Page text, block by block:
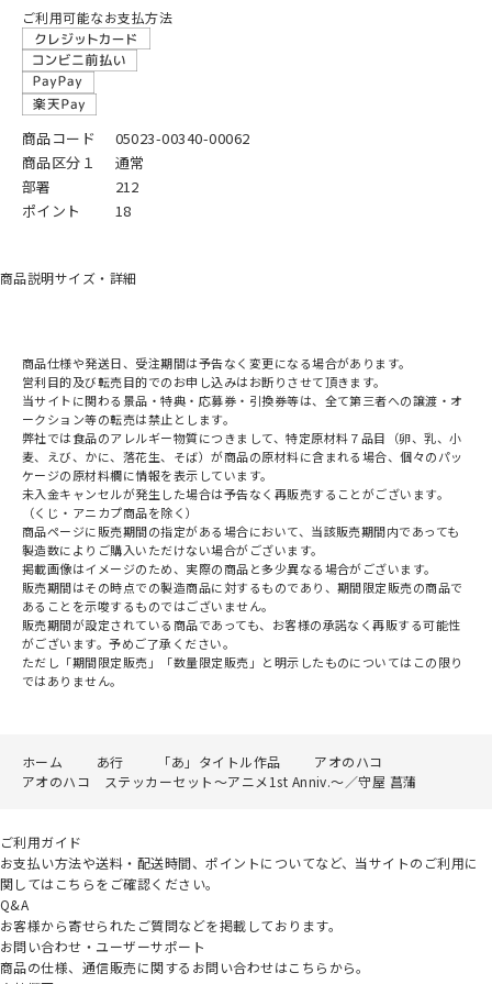
ご利用可能なお支払方法
商品コード
05023-00340-00062
商品区分１
通常
部署
212
ポイント
18
商品説明サイズ・詳細
商品仕様や発送日、受注期間は予告なく変更になる場合があります。
営利目的及び転売目的でのお申し込みはお断りさせて頂きます。
当サイトに関わる景品・特典・応募券・引換券等は、全て第三者への譲渡・オ
ークション等の転売は禁止とします。
弊社では食品のアレルギー物質につきまして、特定原材料７品目（卵、乳、小
麦、えび、かに、落花生、そば）が商品の原材料に含まれる場合、個々のパッ
ケージの原材料欄に情報を表示しています。
未入金キャンセルが発生した場合は予告なく再販売することがございます。
（くじ・アニカプ商品を除く）
商品ページに販売期間の指定がある場合において、当該販売期間内であっても
製造数によりご購入いただけない場合がございます。
掲載画像はイメージのため、実際の商品と多少異なる場合がございます。
販売期間はその時点での製造商品に対するものであり、期間限定販売の商品で
あることを示唆するものではございません。
販売期間が設定されている商品であっても、お客様の承諾なく再販する可能性
がございます。予めご了承ください。
ただし「期間限定販売」「数量限定販売」と明示したものについてはこの限り
ではありません。
ホーム あ行 「あ」タイトル作品
アオのハコ
アオのハコ ステッカーセット～アニメ1st Anniv.～／守屋 菖蒲
ご利用ガイド
お支払い方法や送料・配送時間、ポイントについてなど、当サイトのご利用に
関してはこちらをご確認ください。
Q&A
お客様から寄せられたご質問などを掲載しております。
お問い合わせ・ユーザーサポート
商品の仕様、通信販売に関するお問い合わせはこちらから。